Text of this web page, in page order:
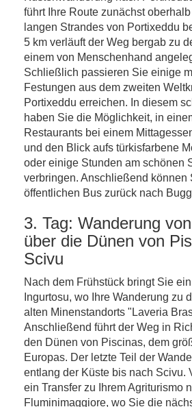
führt Ihre Route zunächst
langen Strandes von Portixeddu
5 km verläuft der Weg bergab zu
einem von Menschenhand
Schließlich passieren Sie einige
Festungen aus dem zweiten
Portixeddu erreichen. In diesem
haben Sie die Möglichkeit, in
Restaurants bei einem
und den Blick aufs türkisfarbene
oder einige Stunden am schönen
verbringen. Anschließend können
öffentlichen Bus zurück nach
3. Tag: Wanderung
über die Dünen von
Scivu
Nach dem Frühstück bringt Sie
Ingurtosu, wo Ihre Wanderung zu
alten Minenstandorts "Laveria
Anschließend führt der Weg in
den Dünen von Piscinas, dem
Europas. Der letzte Teil der
entlang der Küste bis nach Scivu.
ein Transfer zu Ihrem Agriturismo
Fluminimaggiore, wo Sie die